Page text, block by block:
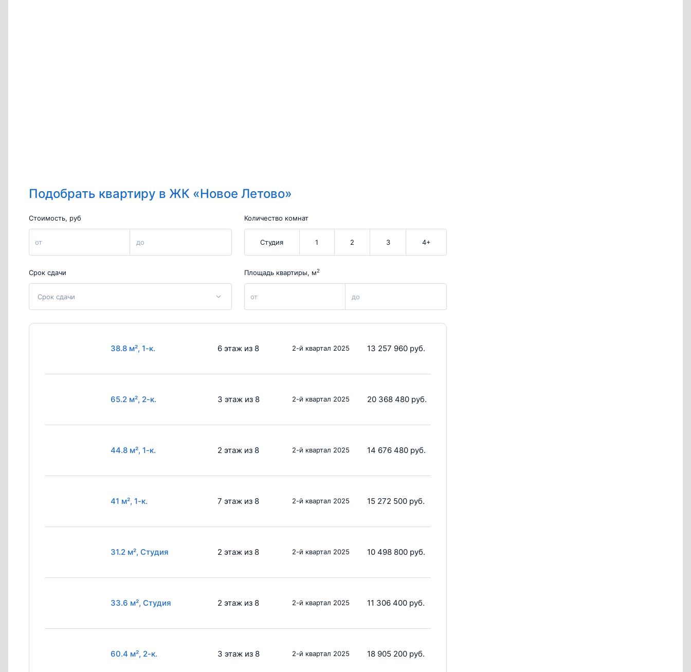
Подобрать квартиру в ЖК «Новое Летово»
Стоимость, руб
от до
Количество комнат
Студия 1 2 3 4+
Срок сдачи
Срок сдачи
Площадь квартиры, м2
от до
38.8 м², 1-к. 6 этаж из 8 2-й квартал 2025 13 257 960 руб.
65.2 м², 2-к. 3 этаж из 8 2-й квартал 2025 20 368 480 руб.
44.8 м², 1-к. 2 этаж из 8 2-й квартал 2025 14 676 480 руб.
41 м², 1-к. 7 этаж из 8 2-й квартал 2025 15 272 500 руб.
31.2 м², Студия 2 этаж из 8 2-й квартал 2025 10 498 800 руб.
33.6 м², Студия 2 этаж из 8 2-й квартал 2025 11 306 400 руб.
60.4 м², 2-к. 3 этаж из 8 2-й квартал 2025 18 905 200 руб.